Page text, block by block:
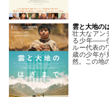
雲と大地の
壮大なアン
る少年――
ルー代表の
歳の少年が
然。この地